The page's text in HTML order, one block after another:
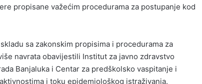
propisane važećim procedurama za postupanje kod
sa zakonskim propisima i procedurama za
navrata obavijestili Institut za javno zdravstvo
Banjaluka i Centar za predškolsko vaspitanje i
i toku epidemiološkog istraživanja.